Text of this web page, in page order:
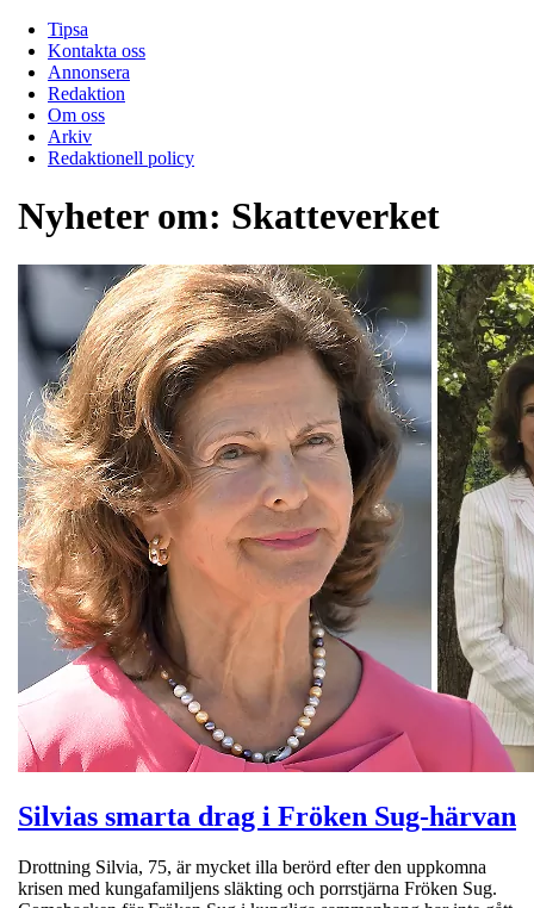
Tipsa
Kontakta oss
Annonsera
Redaktion
Om oss
Arkiv
Redaktionell policy
Nyheter om: Skatteverket
Silvias smarta drag i Fröken Sug-härvan
Drottning Silvia, 75, är mycket illa berörd efter den uppkomna
krisen med kungafamiljens släkting och porrstjärna Fröken Sug.